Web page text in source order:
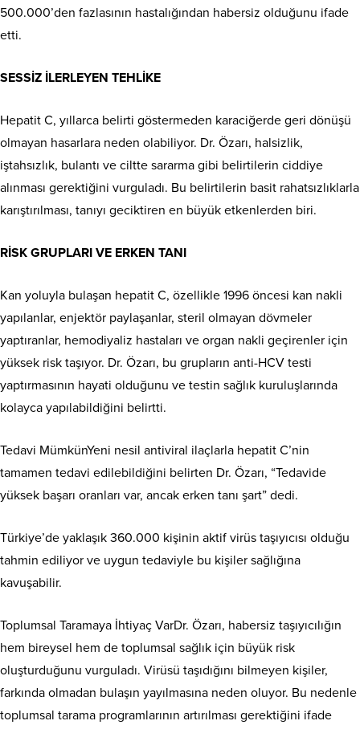
500.000’den fazlasının hastalığından habersiz olduğunu ifade
etti.
SESSİZ İLERLEYEN TEHLİKE
Hepatit C, yıllarca belirti göstermeden karaciğerde geri dönüşü
olmayan hasarlara neden olabiliyor. Dr. Özarı, halsizlik,
iştahsızlık, bulantı ve ciltte sararma gibi belirtilerin ciddiye
alınması gerektiğini vurguladı. Bu belirtilerin basit rahatsızlıklarla
karıştırılması, tanıyı geciktiren en büyük etkenlerden biri.
RİSK GRUPLARI VE ERKEN TANI
Kan yoluyla bulaşan hepatit C, özellikle 1996 öncesi kan nakli
yapılanlar, enjektör paylaşanlar, steril olmayan dövmeler
yaptıranlar, hemodiyaliz hastaları ve organ nakli geçirenler için
yüksek risk taşıyor. Dr. Özarı, bu grupların anti-HCV testi
yaptırmasının hayati olduğunu ve testin sağlık kuruluşlarında
kolayca yapılabildiğini belirtti.
Tedavi MümkünYeni nesil antiviral ilaçlarla hepatit C’nin
tamamen tedavi edilebildiğini belirten Dr. Özarı, “Tedavide
yüksek başarı oranları var, ancak erken tanı şart” dedi.
Türkiye’de yaklaşık 360.000 kişinin aktif virüs taşıyıcısı olduğu
tahmin ediliyor ve uygun tedaviyle bu kişiler sağlığına
kavuşabilir.
Toplumsal Taramaya İhtiyaç VarDr. Özarı, habersiz taşıyıcılığın
hem bireysel hem de toplumsal sağlık için büyük risk
oluşturduğunu vurguladı. Virüsü taşıdığını bilmeyen kişiler,
farkında olmadan bulaşın yayılmasına neden oluyor. Bu nedenle
toplumsal tarama programlarının artırılması gerektiğini ifade